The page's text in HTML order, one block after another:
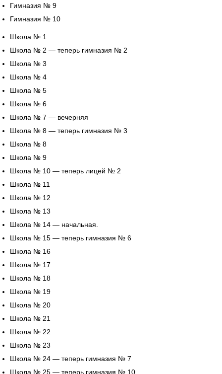
Гимназия № 9
Гимназия № 10
Школа № 1
Школа № 2 — теперь гимназия № 2
Школа № 3
Школа № 4
Школа № 5
Школа № 6
Школа № 7 — вечерняя
Школа № 8 — теперь гимназия № 3
Школа № 8
Школа № 9
Школа № 10 — теперь лицей № 2
Школа № 11
Школа № 12
Школа № 13
Школа № 14 — начальная.
Школа № 15 — теперь гимназия № 6
Школа № 16
Школа № 17
Школа № 18
Школа № 19
Школа № 20
Школа № 21
Школа № 22
Школа № 23
Школа № 24 — теперь гимназия № 7
Школа № 25 — теперь гимназия № 10